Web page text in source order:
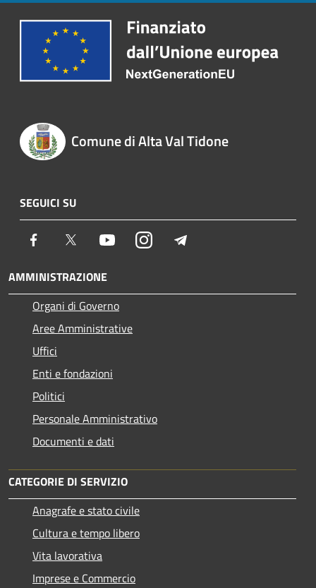
Comune di Alta Val Tidone
SEGUICI SU
Facebook Twitter YoutubeInstagram
AMMINISTRAZIONE
Organi di Governo
Aree Amministrative
Uffici
Enti e fondazioni
Politici
Personale Amministrativo
Documenti e dati
CATEGORIE DI SERVIZIO
Anagrafe e stato civile
Cultura e tempo libero
Vita lavorativa
Imprese e Commercio